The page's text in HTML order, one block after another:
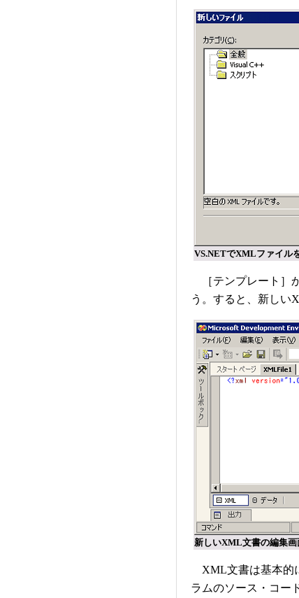
VS.NETでXMLファイル
［テンプレート］
う。すると、新しい
新しいXML文書の編集画
XML文書は基本的
ラムのソース・コー